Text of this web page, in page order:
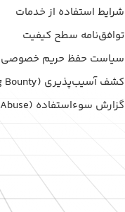
شرایط استفاده از خدمات
توافق‌نامه سطح کیفیت
سیاست حفظ حریم خصوصی
کشف آسیب‌پذیری (Bug Bounty)
گزارش سوءاستفاده (Report Abuse)